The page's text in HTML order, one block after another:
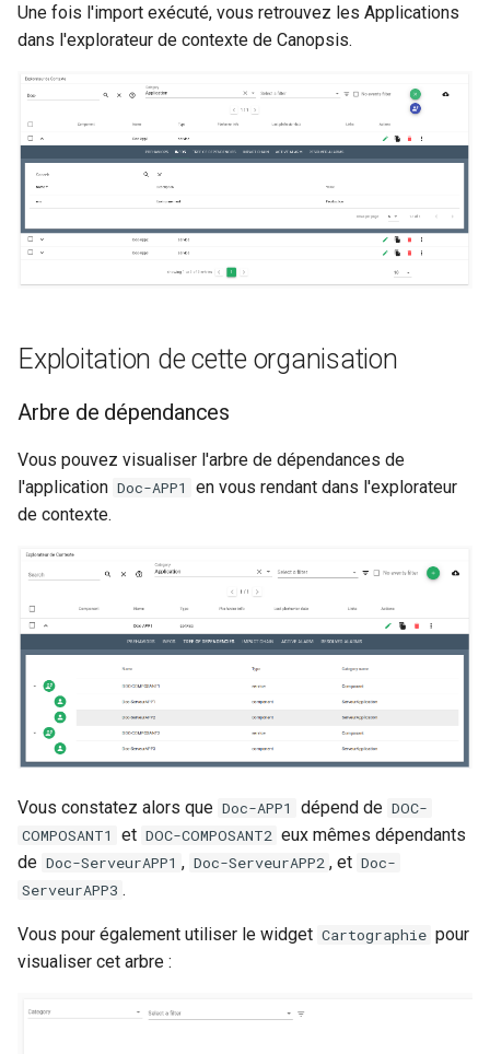
Une fois l'import exécuté, vous retrouvez les Applications
dans l'explorateur de contexte de Canopsis.
Exploitation de cette organisation
Arbre de dépendances
Vous pouvez visualiser l'arbre de dépendances de
l'application Doc-APP1
en vous rendant dans l'explorateur
de contexte.
Vous constatez alors que Doc-APP1 dépend de DOC-
COMPOSANT1
et DOC-COMPOSANT2 eux mêmes dépendants
de Doc-ServeurAPP1 , Doc-ServeurAPP2 , et Doc-
ServeurAPP3 .
Vous pour également utiliser le widget Cartographie pour
visualiser cet arbre :